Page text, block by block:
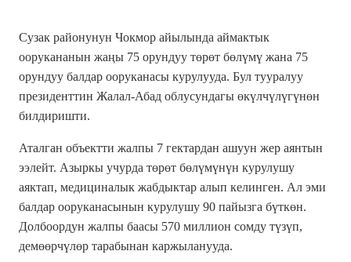
Сузак районунун Чокмор айылында аймактык
оорукананын жаңы 75 орундуу төрөт бөлүмү жана 75
орундуу балдар ооруканасы курулууда. Бул тууралуу
президенттин Жалал-Абад облусундагы өкүлчүлүгүнөн
билдиришти.
Аталган объектти жалпы 7 гектардан ашуун жер аянтын
ээлейт. Азыркы учурда төрөт бөлүмүнүн курулушу
аяктап, медициналык жабдыктар алып келинген. Ал эми
балдар ооруканасынын курулушу 90 пайызга бүткөн.
Долбоордун жалпы баасы 570 миллион сомду түзүп,
демөөрчүлөр тарабынан каржыланууда.